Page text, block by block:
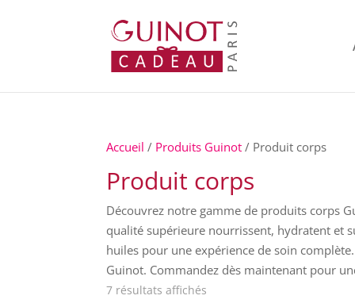
Accueil / Produits Guinot / Produit corps
Produit corps
Découvrez notre gamme de produits corps
qualité supérieure nourrissent, hydratent et
huiles pour une expérience de soin
Guinot. Commandez dès maintenant pour
7 résultats affichés